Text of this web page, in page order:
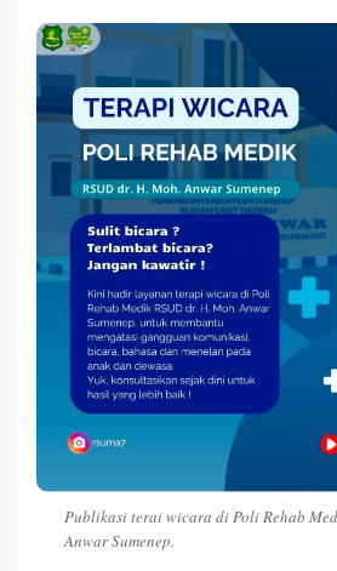
Publikasi terai wicara di Poli Rehab
Anwar Sumenep.